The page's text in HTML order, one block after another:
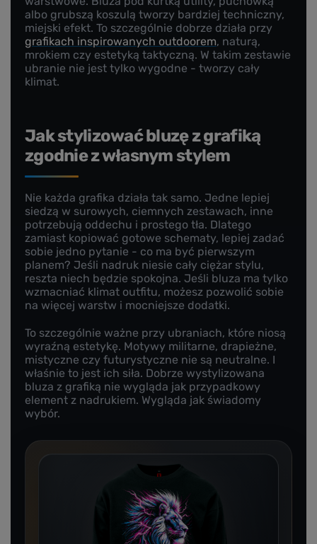
albo grubszą koszulą tworzy bardziej techniczny,
miejski efekt. To szczególnie dobrze działa przy
grafikach inspirowanych outdoorem, naturą,
mrokiem czy estetyką taktyczną. W takim zestawie
ubranie nie jest tylko wygodne - tworzy cały
klimat.
Jak stylizować bluzę z grafiką
zgodnie z własnym stylem
Nie każda grafika działa tak samo. Jedne lepiej
siedzą w surowych, ciemnych zestawach, inne
potrzebują oddechu i prostego tła. Dlatego
zamiast kopiować gotowe schematy, lepiej zadać
sobie jedno pytanie - co ma być pierwszym
planem? Jeśli nadruk niesie cały ciężar stylu,
reszta niech będzie spokojna. Jeśli bluza ma tylko
wzmacniać klimat outfitu, możesz pozwolić sobie
na więcej warstw i mocniejsze dodatki.
To szczególnie ważne przy ubraniach, które niosą
wyraźną estetykę. Motywy militarne, drapieżne,
mistyczne czy futurystyczne nie są neutralne. I
właśnie to jest ich siła. Dobrze wystylizowana
bluza z grafiką nie wygląda jak przypadkowy
element z nadrukiem. Wygląda jak świadomy
wybór.